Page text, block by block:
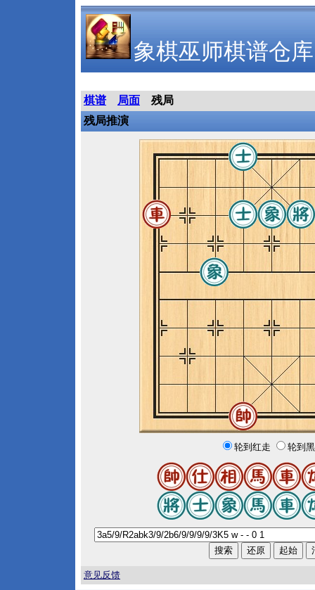
象棋巫师棋谱仓库
棋谱 局面
残局
残局推演
轮到红走 轮到
意见反馈